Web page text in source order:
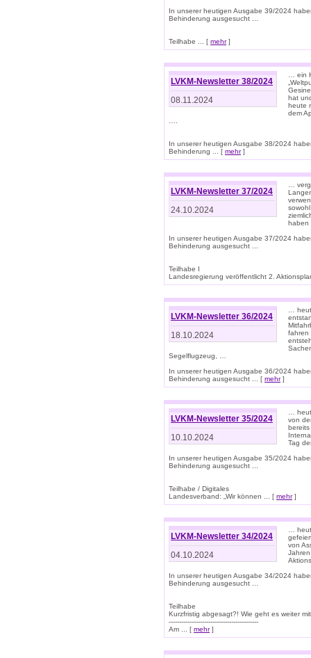
In unserer heutigen Ausgabe 39/2024
Behinderung ausgesucht ...
Teilhabe ... [ mehr]
LVKM-Newsletter 38/2024
08.11.2024
… ein
hat
heute
dem
In unserer heutigen Ausgabe 38/2024
Behinderung ... [ mehr]
LVKM-Newsletter 37/2024
24.10.2024
…
In unserer heutigen Ausgabe 37/2024
Behinderung ausgesucht ...
Teilhabe I
Landesregierung veröffentlicht 2.
LVKM-Newsletter 36/2024
18.10.2024
…
fahren
Segelflugzeug, …
In unserer heutigen Ausgabe 36/2024
Behinderung ausgesucht ... [ mehr]
LVKM-Newsletter 35/2024
10.10.2024
…
von
bereits
Tag
In unserer heutigen Ausgabe 35/2024
Behinderung ausgesucht ...
Teilhabe / Digitales
Landesverband: „Wir können ... [ mehr]
LVKM-Newsletter 34/2024
04.10.2024
…
von
In unserer heutigen Ausgabe 34/2024
Behinderung ausgesucht ...
Teilhabe
Kurzfristig abgesagt?! Wie geht es weiter
-------------------------------------------
Am ... [ mehr]